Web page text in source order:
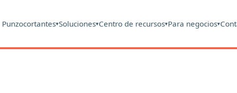
Punzocortantes▾Soluciones▾Centro de recursos▾Para negocios▾